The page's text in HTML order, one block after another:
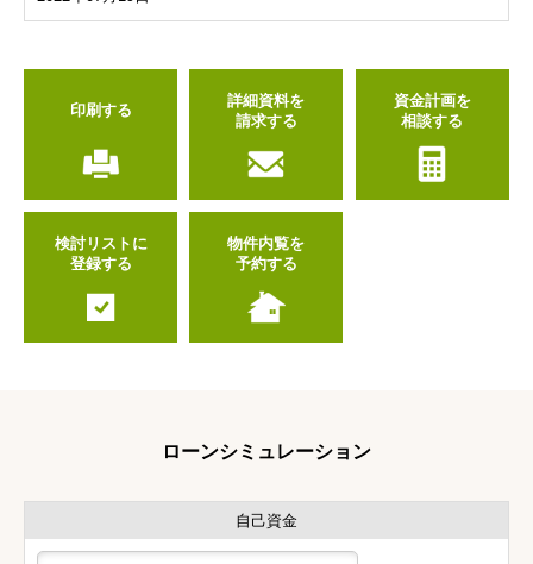
印刷する
詳細資料を
請求する
資金計画を
相談する
検討リストに
登録する
物件内覧を
予約する
ローンシミュレーション
自己資金